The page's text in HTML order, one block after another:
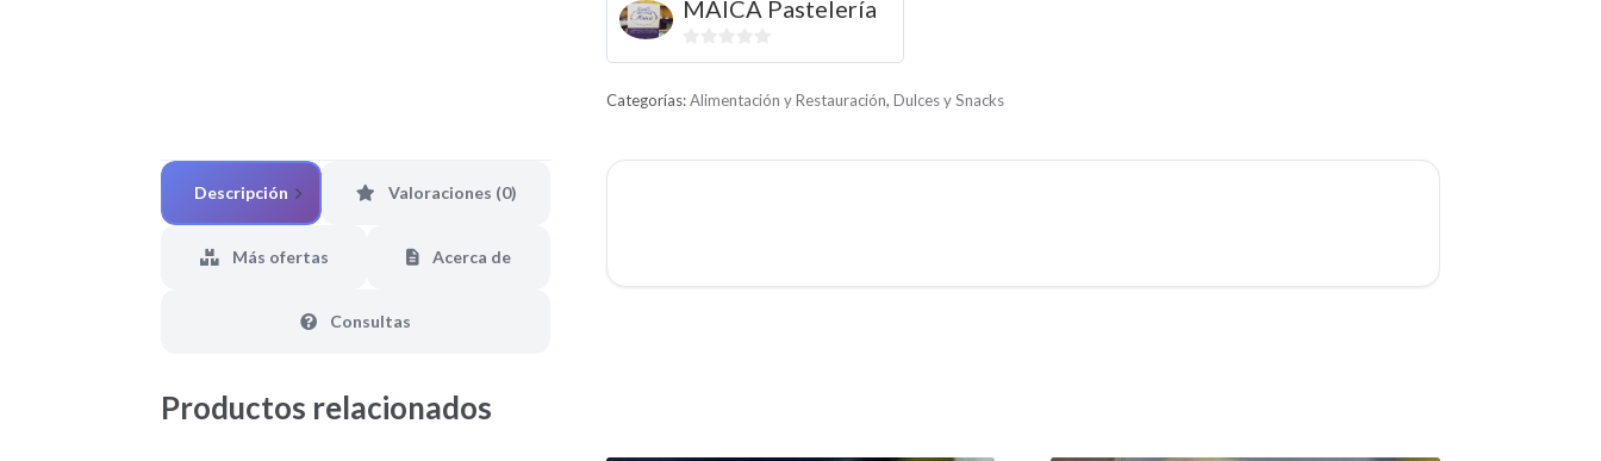
MAICA Pastelería
0
e
Categorías:Alimentación y Restauración, Dulces y Snacks
Descripción Valoraciones (0)
Más ofertas Acerca de
Consultas
Productos relacionados